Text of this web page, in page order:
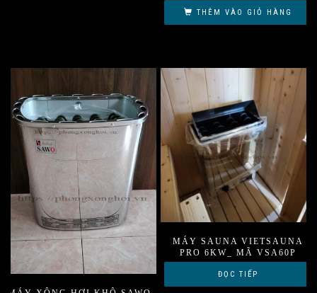
THÊM VÀO GIỎ HÀNG
MÁY SAUNA VIETSAUNA
PRO 6KW_ MÃ VSA60P
ĐỌC TIẾP